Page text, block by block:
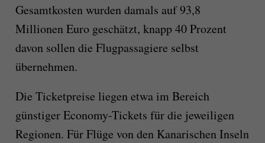
Gesamtkosten wurden damals auf 93,8
Millionen Euro geschätzt, knapp 40 Prozent
davon sollen die Flugpassagiere selbst
übernehmen.
Die Ticketpreise liegen etwa im Bereich
günstiger Economy-Tickets für die jeweiligen
Regionen. Für Flüge von den Kanarischen Inseln